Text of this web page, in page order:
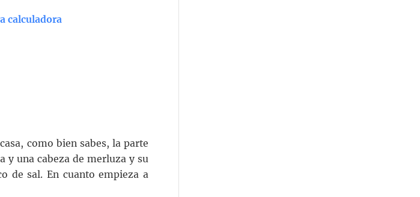
calculadora
como bien sabes, la parte
y una cabeza de merluza y su
de sal. En cuanto empieza a